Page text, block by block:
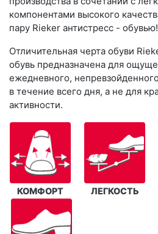
компонентами высокого
пару Rieker антистресс - обувью!
Отличительная черта обуви
обувь предназначена для
ежедневного,
в течение всего дня, а не для
активности.
КОМФОРТ ЛЕГКОСТЬ